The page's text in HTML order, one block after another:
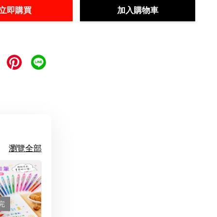
即購買 加入購物車
瀏覽全部